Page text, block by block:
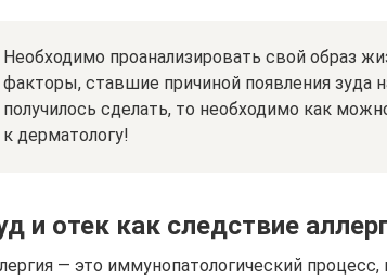
Необходимо проанализировать свой образ
факторы, ставшие причиной появления зуда
получилось сделать, то необходимо как
к дерматологу!
и отек как следствие
— это иммунопатологический